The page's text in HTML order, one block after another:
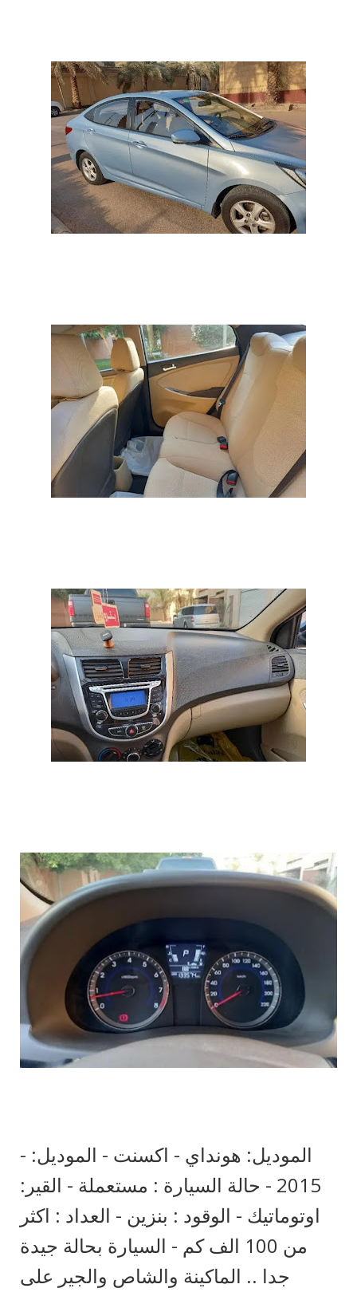
- الموديل: هونداي - اكسنت - الموديل:
2015 - حالة السيارة : مستعملة - القير:
اوتوماتيك - الوقود : بنزين - العداد : اكثر
من 100 الف كم - السيارة بحالة جيدة
جدا .. الماكينة والشاص والجير على